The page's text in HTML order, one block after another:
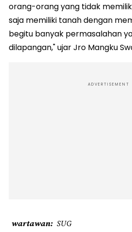
orang-orang yang tidak
saja memiliki tanah dengan
begitu banyak permasalahan
dilapangan," ujar Jro Mangku
ADVERTISEMENT
wartawan SUG